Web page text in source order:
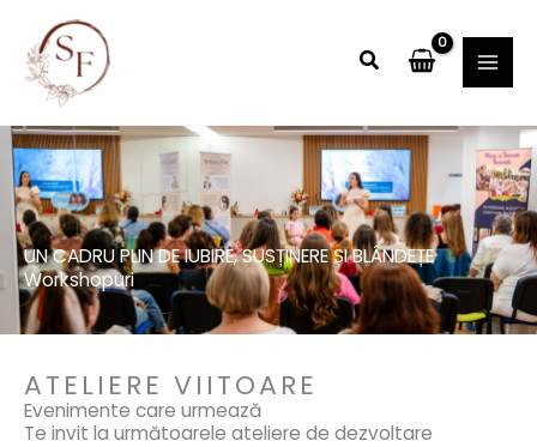
content
Search
UN CADRU PLIN DE IUBIRE, SUSȚINERE ȘI BLÂNDEȚE
Workshopuri
ATELIERE VIITOARE
Evenimente care urmează
Te invit la următoarele ateliere de dezvoltare